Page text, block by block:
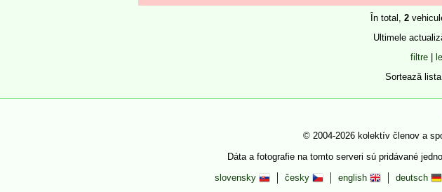
În total, 2
Ultimele
filtre
Sortează
© 2004-2026 kolektív členov a
Dáta a fotografie na tomto serveri sú pridávané
slovensky
česky english deutsch